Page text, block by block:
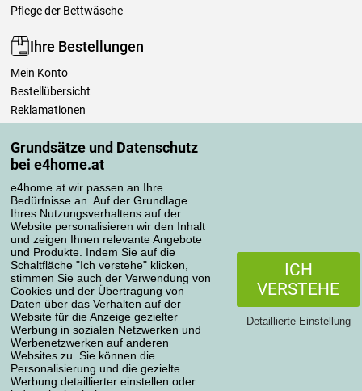
Grundsätze und Datenschutz
bei e4home.at
e4home.at wir passen an Ihre
Bedürfnisse an. Auf der Grundlage
Ihres Nutzungsverhaltens auf der
Website personalisieren wir den Inhalt
und zeigen Ihnen relevante Angebote
und Produkte. Indem Sie auf die
Schaltfläche "Ich verstehe" klicken,
stimmen Sie auch der Verwendung von
Cookies und der Übertragung von
Daten über das Verhalten auf der
Website für die Anzeige gezielter
Werbung in sozialen Netzwerken und
Werbenetzwerken auf anderen
Websites zu. Sie können die
Personalisierung und die gezielte
Werbung detaillierter einstellen oder
ICH
VERSTEHE
Detaillierte Einstellung
Pflege der Bettwäsche
Ihre Bestellungen
Mein Konto
Bestellübersicht
Reklamationen
Einfach mehr wissen
Richtlinien zur Verarbeitung von Bewertungen
Transportarten
Zahlungsmethoden
Datenschutzerklärung